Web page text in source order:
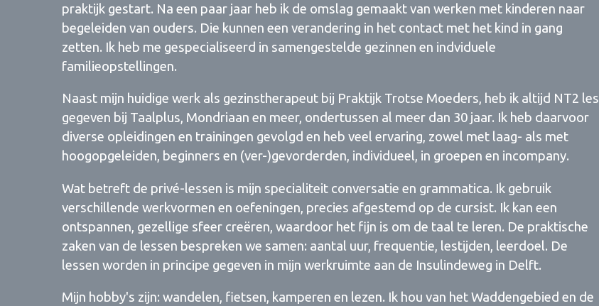
praktijk gestart. Na een paar jaar heb ik de omslag gemaakt van werken met kinderen naar
begeleiden van ouders. Die kunnen een verandering in het contact met het kind in gang
zetten. Ik heb me gespecialiseerd in samengestelde gezinnen en indviduele
familieopstellingen.
Naast mijn huidige werk als gezinstherapeut bij Praktijk Trotse Moeders, heb ik altijd NT2 les
gegeven bij Taalplus, Mondriaan en meer, ondertussen al meer dan 30 jaar. Ik heb daarvoor
diverse opleidingen en trainingen gevolgd en heb veel ervaring, zowel met laag- als met
hoogopgeleiden, beginners en (ver-)gevorderden, individueel, in groepen en incompany.
Wat betreft de privé-lessen is mijn specialiteit conversatie en grammatica. Ik gebruik
verschillende werkvormen en oefeningen, precies afgestemd op de cursist. Ik kan een
ontspannen, gezellige sfeer creëren, waardoor het fijn is om de taal te leren. De praktische
zaken van de lessen bespreken we samen: aantal uur, frequentie, lestijden, leerdoel. De
lessen worden in principe gegeven in mijn werkruimte aan de Insulindeweg in Delft.
Mijn hobby's zijn: wandelen, fietsen, kamperen en lezen. Ik hou van het Waddengebied en de